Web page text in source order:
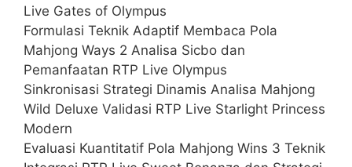
Live Gates of Olympus
Formulasi Teknik Adaptif Membaca Pola
Mahjong Ways 2 Analisa Sicbo dan
Pemanfaatan RTP Live Olympus
Sinkronisasi Strategi Dinamis Analisa Mahjong
Wild Deluxe Validasi RTP Live Starlight Princess
Modern
Evaluasi Kuantitatif Pola Mahjong Wins 3 Teknik